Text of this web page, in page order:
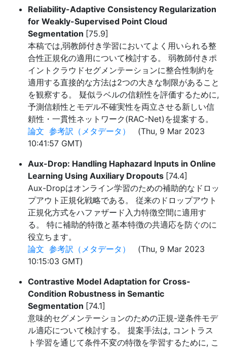
Reliability-Adaptive Consistency Regularization
for Weakly-Supervised Point Cloud
Segmentation [75.9]
本稿では,弱教師付き学習においてよく用いられる整
合性正規化の適用について検討する。 弱教師付きポ
イントクラウドセグメンテーションに整合性制約を
適用する直接的な方法は2つの大きな制限があること
を観察する。 疑似ラベルの信頼性を評価するために,
予測信頼性とモデル不確実性を両立させる新しい信
頼性・一貫性ネットワーク(RAC-Net)を提案する。
論文 参考訳（メタデータ）
(Thu, 9 Mar 2023
10:41:57 GMT)
Aux-Drop: Handling Haphazard Inputs in Online
Learning Using Auxiliary Dropouts [74.4]
Aux-Dropはオンライン学習のための補助的なドロッ
プアウト正規化戦略である。 従来のドロップアウト
正規化方式をハファザード入力特徴空間に適用す
る。 特に補助的特徴と基本特徴の共適応を防ぐのに
役立ちます。
論文 参考訳（メタデータ）
(Thu, 9 Mar 2023
10:15:03 GMT)
Contrastive Model Adaptation for Cross-
Condition Robustness in Semantic
Segmentation [74.1]
意味的セグメンテーションのための正規-逆条件モデ
ル適応について検討する。 提案手法は, コントラス
ト学習を通じて条件不変の特徴を学習するために, こ